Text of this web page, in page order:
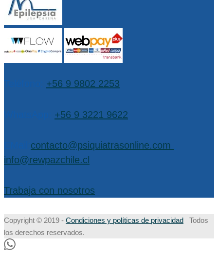
+56 9 9802 2253
+56 9 3221 9622
contacto@psiquiatrasonline.com
info@rewpazchile.cl
Trabaja con nosotros
Copyright © 2019 - Condiciones y políticas de privacidad Todos
los derechos reservados.